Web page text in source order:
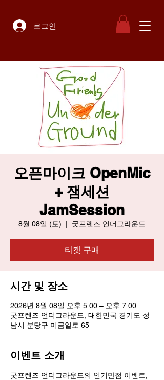
로그인
오픈마이크 OpenMic
+ 잼세션
JamSession
8월 08일 (토) 굿프렌즈 언더그라운드
티켓 구매
시간 및 장소
2026년 8월 08일 오후 5:00 – 오후 7:00
굿프렌즈 언더그라운드, 대한민국 경기도 성
남시 분당구 미금일로 65
이벤트 소개
굿프렌즈 언더그라운드의 인기만점 이벤트,